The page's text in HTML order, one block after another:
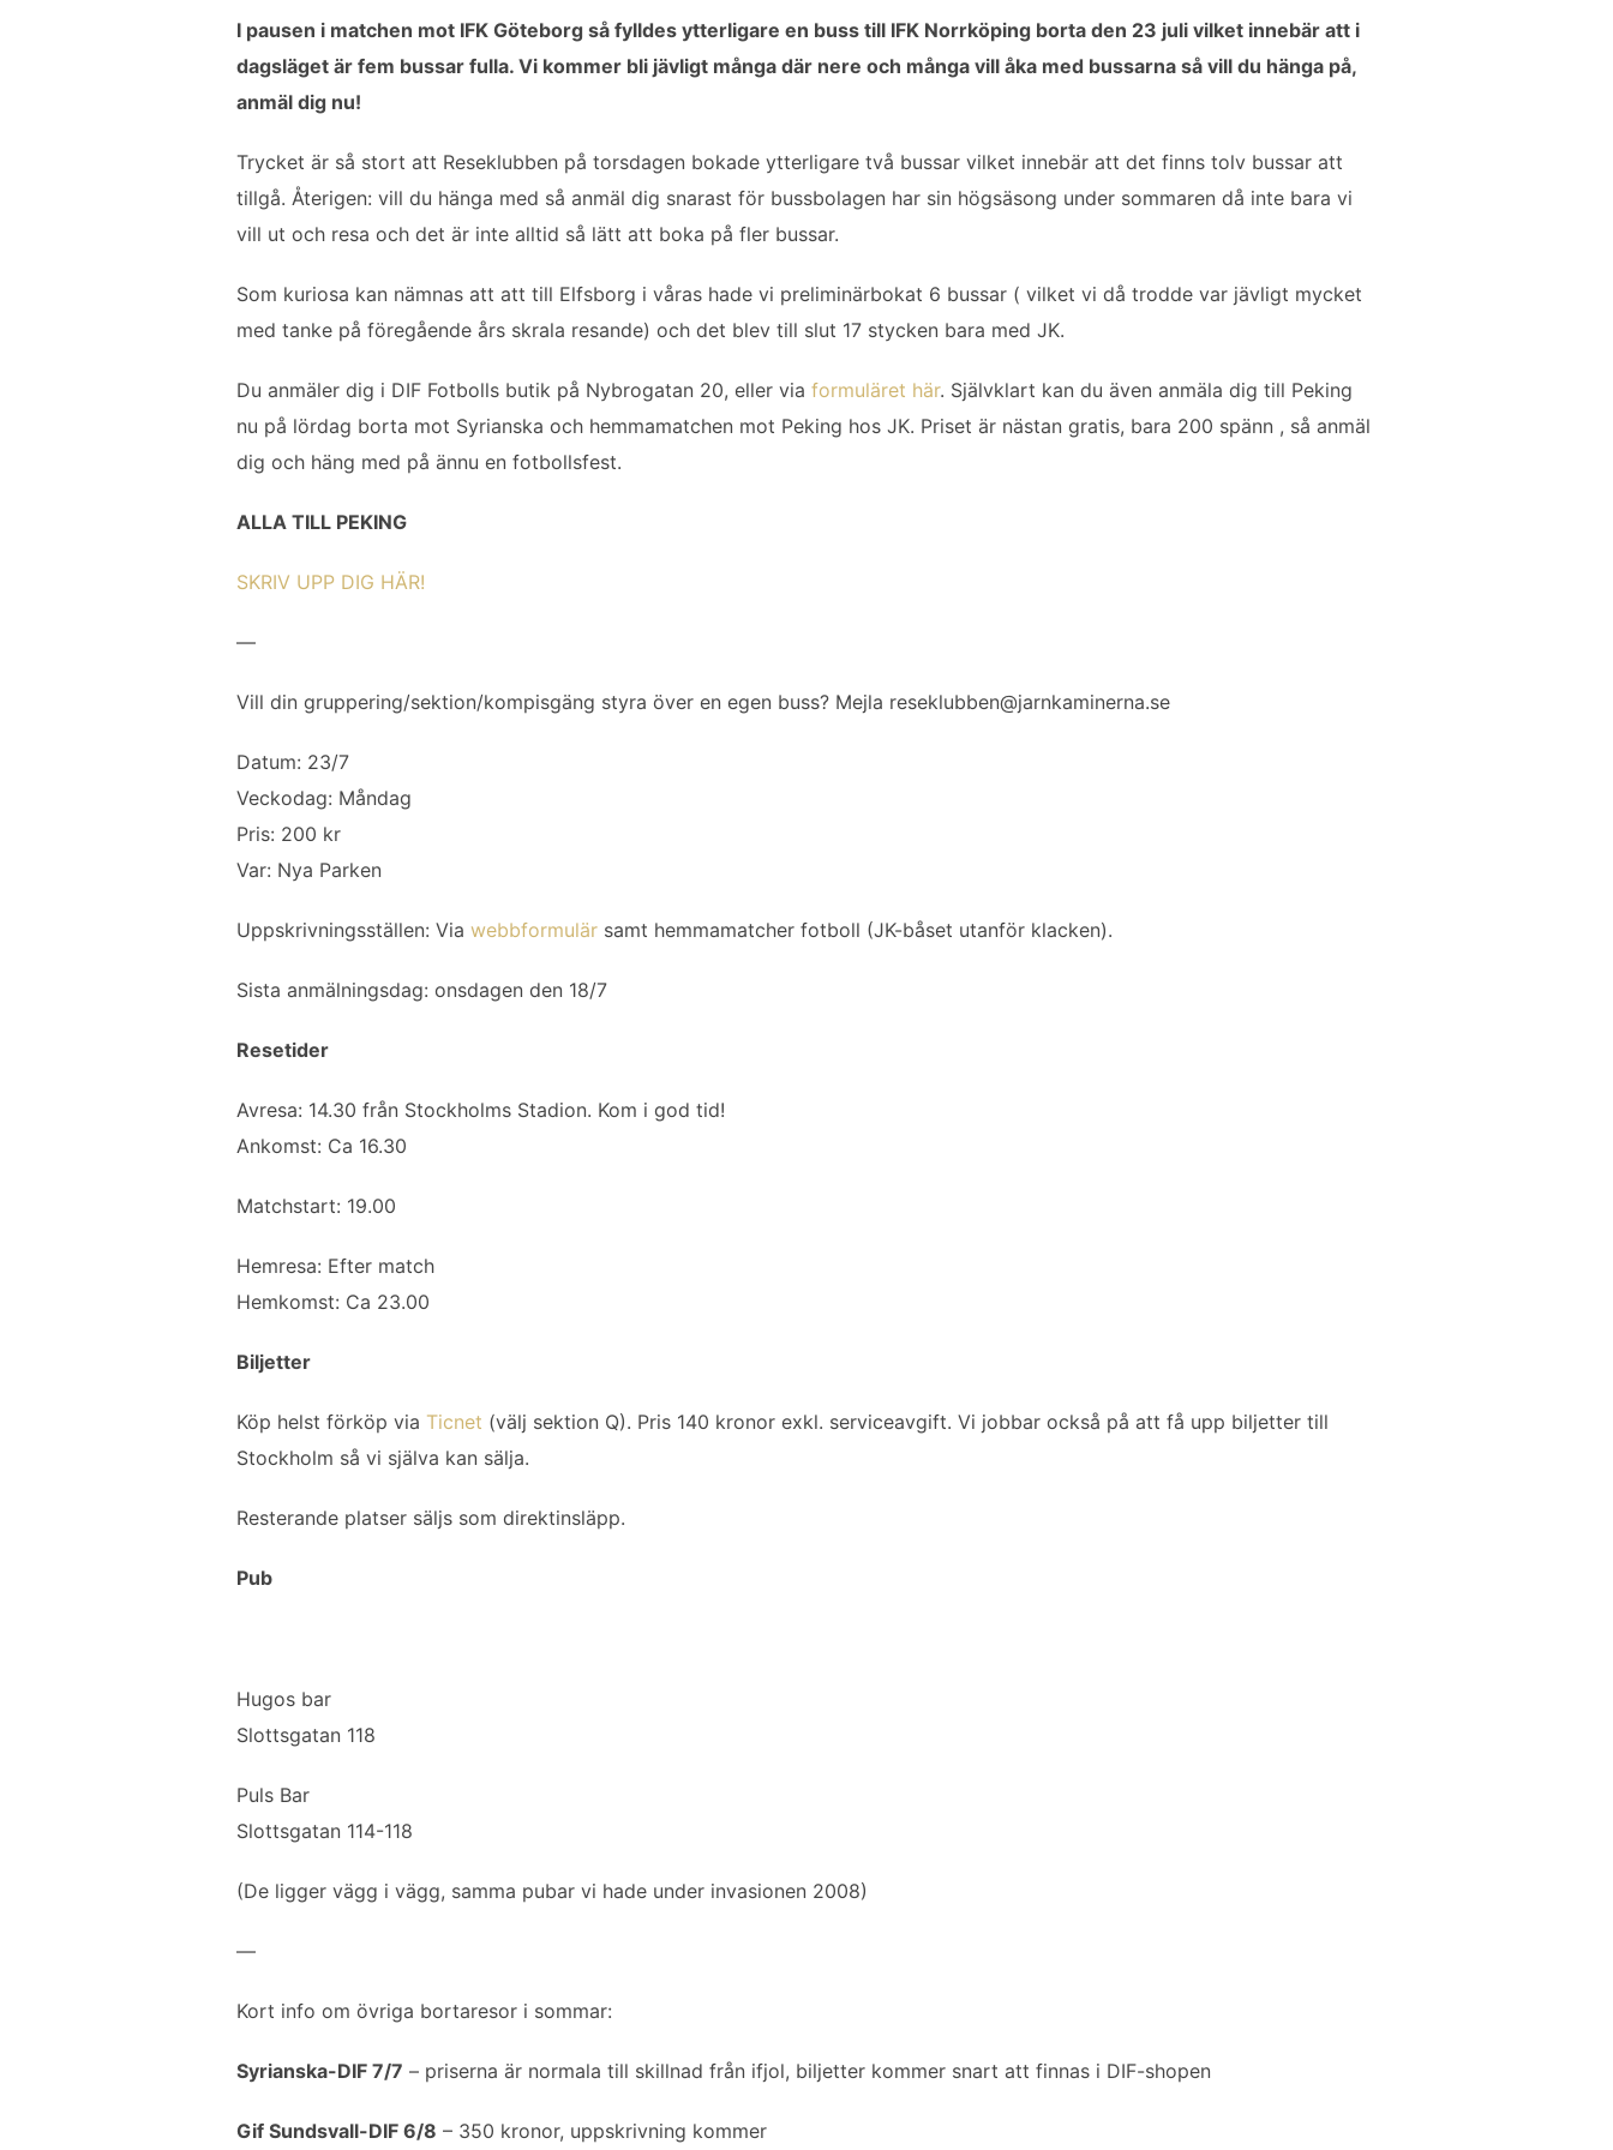
c
e
o
k
i
t
e
a
i
n
k
n
l
a
I pausen i matchen mot IFK Göteborg så fylldes ytterligare en buss till IFK Norrköping borta den 23 juli vilket innebär att i
dagsläget är fem bussar fulla. Vi kommer bli jävligt många där nere och många vill åka med bussarna så vill du hänga på,
anmäl dig nu!
Trycket är så stort att Reseklubben på torsdagen bokade ytterligare två bussar vilket innebär att det finns tolv bussar att
tillgå. Återigen: vill du hänga med så anmäl dig snarast för bussbolagen har sin högsäsong under sommaren då inte bara vi
vill ut och resa och det är inte alltid så lätt att boka på fler bussar.
Som kuriosa kan nämnas att att till Elfsborg i våras hade vi preliminärbokat 6 bussar ( vilket vi då trodde var jävligt mycket
med tanke på föregående års skrala resande) och det blev till slut 17 stycken bara med JK.
Du anmäler dig i DIF Fotbolls butik på Nybrogatan 20, eller via formuläret här. Självklart kan du även anmäla dig till Peking
nu på lördag borta mot Syrianska och hemmamatchen mot Peking hos JK. Priset är nästan gratis, bara 200 spänn , så anmäl
dig och häng med på ännu en fotbollsfest.
ALLA TILL PEKING
SKRIV UPP DIG HÄR!
—
Vill din gruppering/sektion/kompisgäng styra över en egen buss? Mejla reseklubben@jarnkaminerna.se
Datum: 23/7
Veckodag: Måndag
Pris: 200 kr
Var: Nya Parken
Uppskrivningsställen: Via webbformulär samt hemmamatcher fotboll (JK-båset utanför klacken).
Sista anmälningsdag: onsdagen den 18/7
Resetider
Avresa: 14.30 från Stockholms Stadion. Kom i god tid!
Ankomst: Ca 16.30
Matchstart: 19.00
Hemresa: Efter match
Hemkomst: Ca 23.00
Biljetter
Köp helst förköp via Ticnet (välj sektion Q). Pris 140 kronor exkl. serviceavgift. Vi jobbar också på att få upp biljetter till
Stockholm så vi själva kan sälja.
Resterande platser säljs som direktinsläpp.
Pub
Hugos bar
Slottsgatan 118
Puls Bar
Slottsgatan 114-118
(De ligger vägg i vägg, samma pubar vi hade under invasionen 2008)
—
Kort info om övriga bortaresor i sommar:
Syrianska-DIF 7/7 – priserna är normala till skillnad från ifjol, biljetter kommer snart att finnas i DIF-shopen
Gif Sundsvall-DIF 6/8 – 350 kronor, uppskrivning kommer